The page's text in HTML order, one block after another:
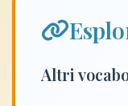
Altri